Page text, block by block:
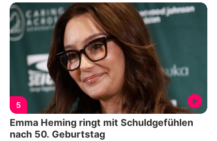
5
Emma Heming ringt mit Schuldgefühlen
nach 50. Geburtstag